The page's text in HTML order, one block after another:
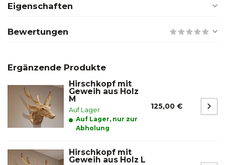
Eigenschaften
Bewertungen
Ergänzende Produkte
Hirschkopf mit
Geweih aus Holz
M
Auf Lager
Auf Lager, nur zur
Abholung
125,00 €
Hirschkopf mit
Geweih aus Holz L